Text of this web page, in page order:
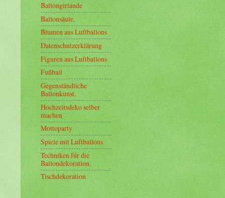
Ballongirlande
Ballonsäule.
Blumen aus Luftballons
Datenschutzerklärung
Figuren aus Luftballons
Fußball
Gegenständliche
Ballonkunst.
Hochzeitsdeko selber
machen
Mottoparty
Spiele mit Luftballons
Techniken für die
Ballondekoration.
Tischdekoration